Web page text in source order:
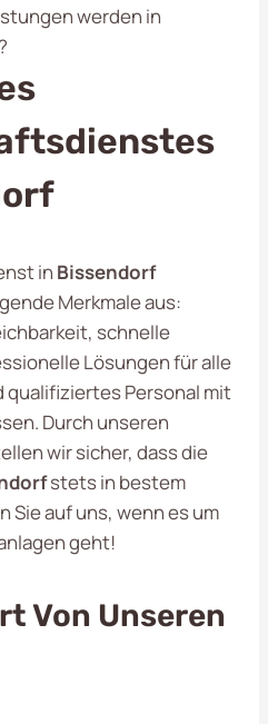
werden in
in Bissendorf
Merkmale aus:
schnelle
Lösungen für alle
Personal mit
Durch unseren
wir sicher, dass die
stets in bestem
Sie auf uns, wenn es um
geht!
Von Unseren